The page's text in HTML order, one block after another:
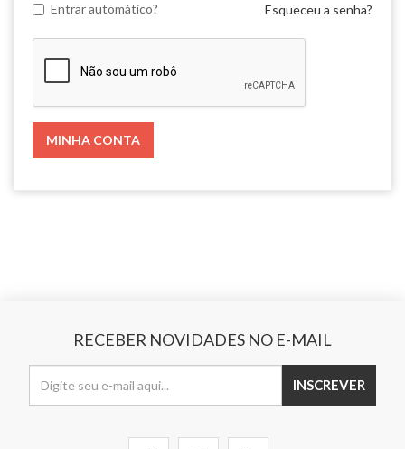
Entrar automático? Esqueceu a senha?
RECEBER NOVIDADES NO E-MAIL